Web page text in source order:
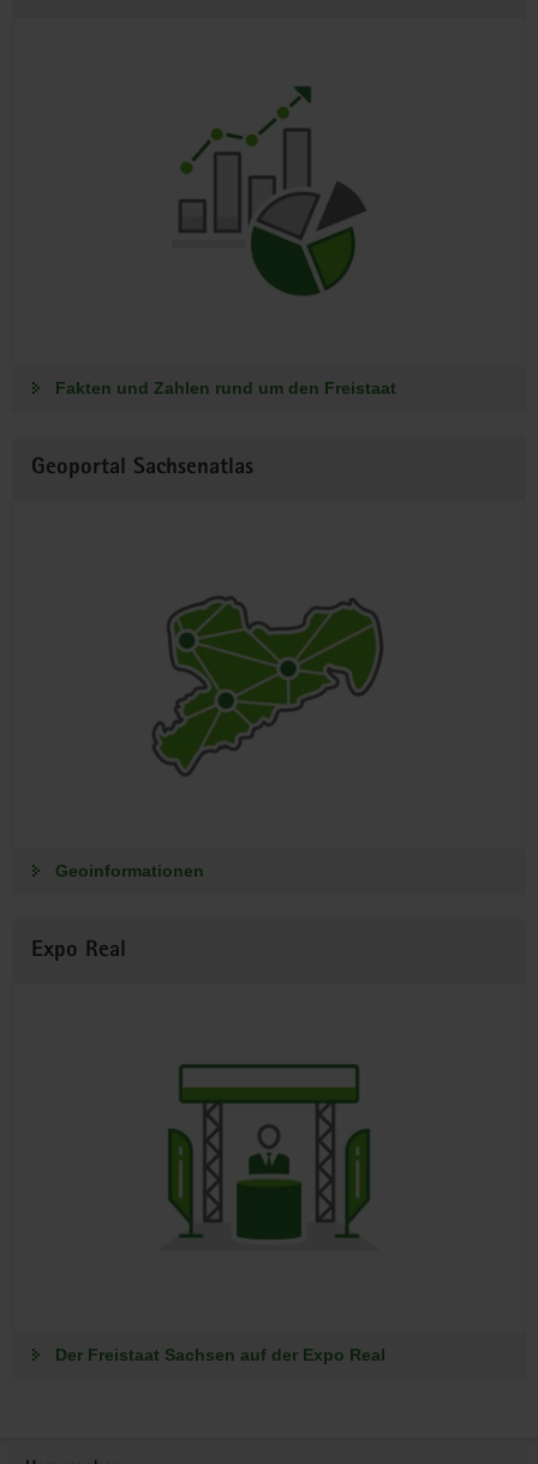
Fakten und Zahlen rund um den Freistaat
Geoportal Sachsenatlas
Geoinformationen
Expo Real
Der Freistaat Sachsen auf der Expo Real